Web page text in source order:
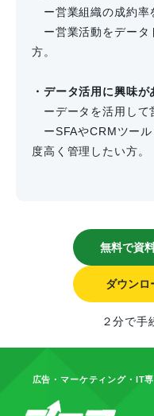
ー営業組織の成約率
ー営業活動をデータ
方。
・データ活用に興味が
ーデータを活用して
ーSFAやCRMツール
度高く管理したい方。
無料で資
ダウンロ
２分で手
広告・マーケティング・IT